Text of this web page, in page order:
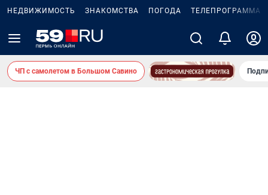
НЕДВИЖИМОСТЬ ЗНАКОМСТВА ПОГОДА ТЕЛЕПРОГРАММА
ЧП с самолетом в Большом Савино